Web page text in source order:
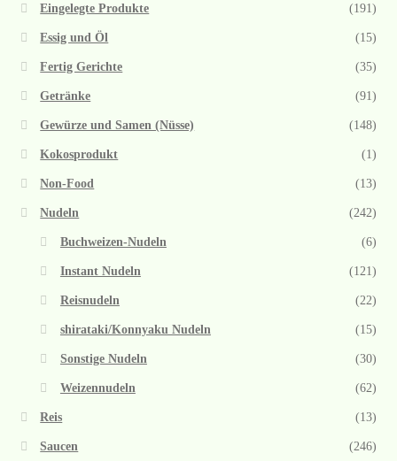
Eingelegte Produkte (191)
Essig und Öl (15)
Fertig Gerichte (35)
Getränke (91)
Gewürze und Samen (Nüsse) (148)
Kokosprodukt (1)
Non-Food (13)
Nudeln (242)
Buchweizen-Nudeln (6)
Instant Nudeln (121)
Reisnudeln (22)
shirataki/Konnyaku Nudeln (15)
Sonstige Nudeln (30)
Weizennudeln (62)
Reis (13)
Saucen (246)